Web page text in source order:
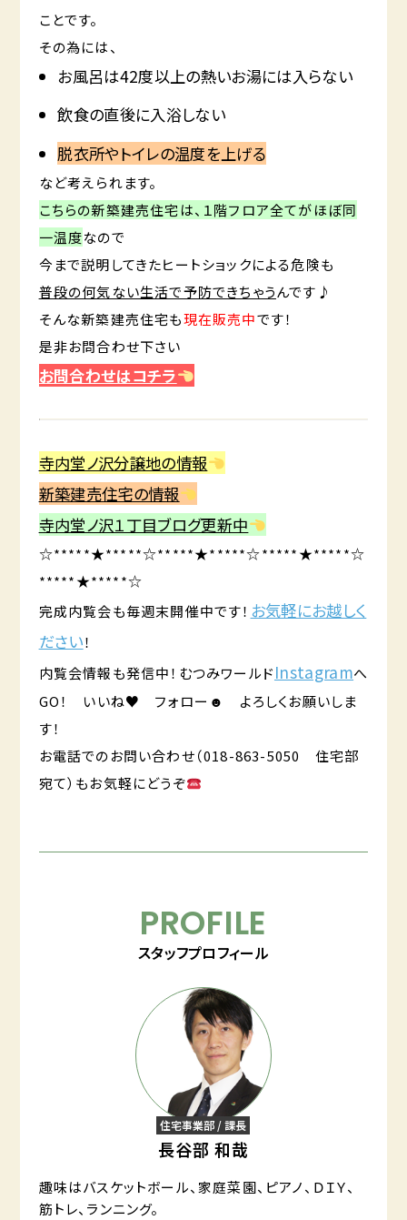
ことです。
その為には、
お風呂は42度以上の熱いお湯には入らない
飲食の直後に入浴しない
脱衣所やトイレの温度を上げる
など考えられます。
こちらの新築建売住宅は、１階フロア全てがほぼ同
一温度なので
今まで説明してきたヒートショックによる危険も
普段の何気ない生活で予防できちゃうんです♪
そんな新築建売住宅も現在販売中です！
是非お問合わせ下さい
お問合わせはコチラ
寺内堂ノ沢分譲地の情報
新築建売住宅の情報
寺内堂ノ沢１丁目ブログ更新中
☆*****★*****☆*****★*****☆*****★*****☆
*****★*****☆
完成内覧会も毎週末開催中です！ お気軽にお越しく
ださい！
内覧会情報も発信中！むつみワールドInstagramへ
GO！ いいね♥ フォロー☻ よろしくお願いしま
す！
お電話でのお問い合わせ（018-863-5050 住宅部
宛て）もお気軽にどうぞ
PROFILE
スタッフプロフィール
住宅事業部 / 課長
長谷部 和哉
趣味はバスケットボール、家庭菜園、ピアノ、ＤＩＹ、
筋トレ、ランニング。